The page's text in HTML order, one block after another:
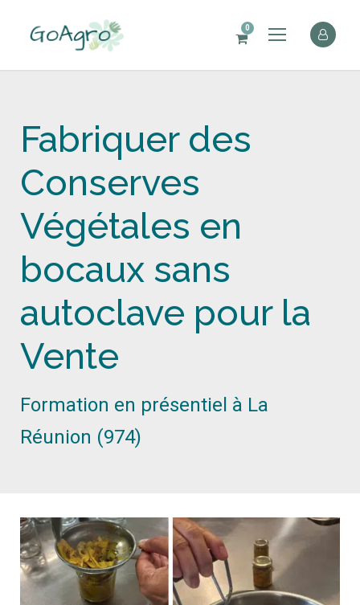
0
Fabriquer des
Conserves
Végétales en
bocaux sans
autoclave pour la
Vente
Formation en présentiel à La
Réunion (974)